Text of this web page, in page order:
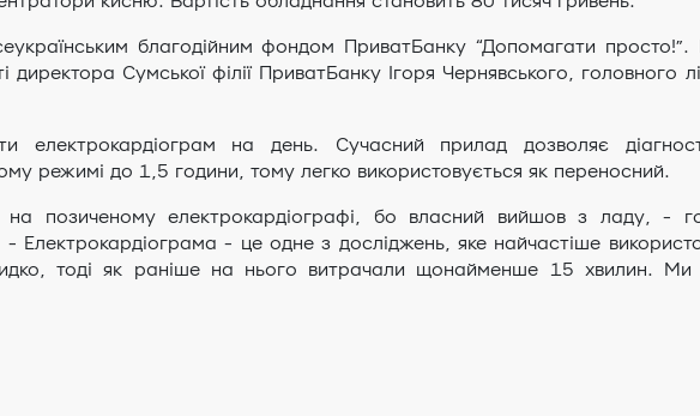
благодійним фондом ПриватБанку “Допомагати просто!”.
директора Сумської філії ПриватБанку Ігоря Чернявського, головного
електрокардіограм на день. Сучасний прилад дозволяє
режимі до 1,5 години, тому легко використовується як переносний.
позиченому електрокардіографі, бо власний вийшов з ладу, -
- Електрокардіограма - це одне з досліджень, яке найчастіше
тоді як раніше на нього витрачали щонайменше 15 хвилин.